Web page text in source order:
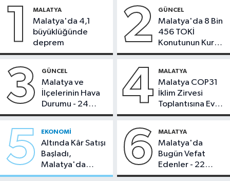
1 MALATYA
Malatya'da 4,1
büyüklüğünde
deprem
2 GÜNCEL
Malatya'da 8 Bin
456 TOKİ
Konutunun Kurası
Bugün Çekiliyor
3 GÜNCEL
Malatya ve
İlçelerinin Hava
Durumu - 24
Temmuz 2026
4 MALATYA
Malatya COP31
İklim Zirvesi
Toplantısına Ev
Sahipliği Yaptı
5 EKONOMI
Altında Kâr Satışı
Başladı,
Malatya'da
Makas Ne
6 MALATYA
Malatya'da
Bugün Vefat
Edenler - 22
Temmuz 2026